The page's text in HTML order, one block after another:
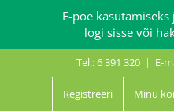
Tel.: 6 391 320 | E-
Registreeri Minu
E-poe
logi sisse või